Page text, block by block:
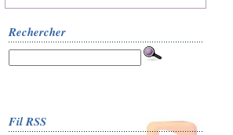
Rechercher
Fil RSS